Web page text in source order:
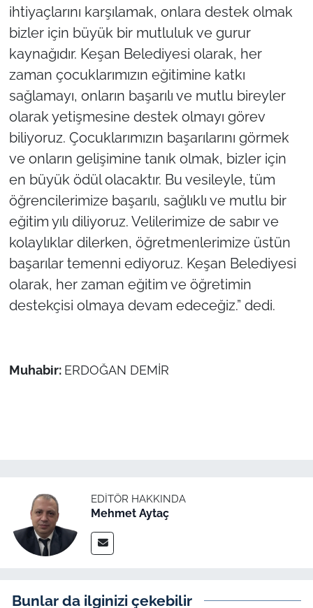
ihtiyaçlarını karşılamak, onlara destek olmak
bizler için büyük bir mutluluk ve gurur
kaynağıdır. Keşan Belediyesi olarak, her
zaman çocuklarımızın eğitimine katkı
sağlamayı, onların başarılı ve mutlu bireyler
olarak yetişmesine destek olmayı görev
biliyoruz. Çocuklarımızın başarılarını görmek
ve onların gelişimine tanık olmak, bizler için
en büyük ödül olacaktır. Bu vesileyle, tüm
öğrencilerimize başarılı, sağlıklı ve mutlu bir
eğitim yılı diliyoruz. Velilerimize de sabır ve
kolaylıklar dilerken, öğretmenlerimize üstün
başarılar temenni ediyoruz. Keşan Belediyesi
olarak, her zaman eğitim ve öğretimin
destekçisi olmaya devam edeceğiz.” dedi.
Muhabir: ERDOĞAN DEMİR
EDITÖR HAKKINDA
Mehmet Aytaç
Bunlar da ilginizi çekebilir
Bilim Teknoloji
English News
Canlı Maç
Finans
Genel-A
Gündem-Eğitim